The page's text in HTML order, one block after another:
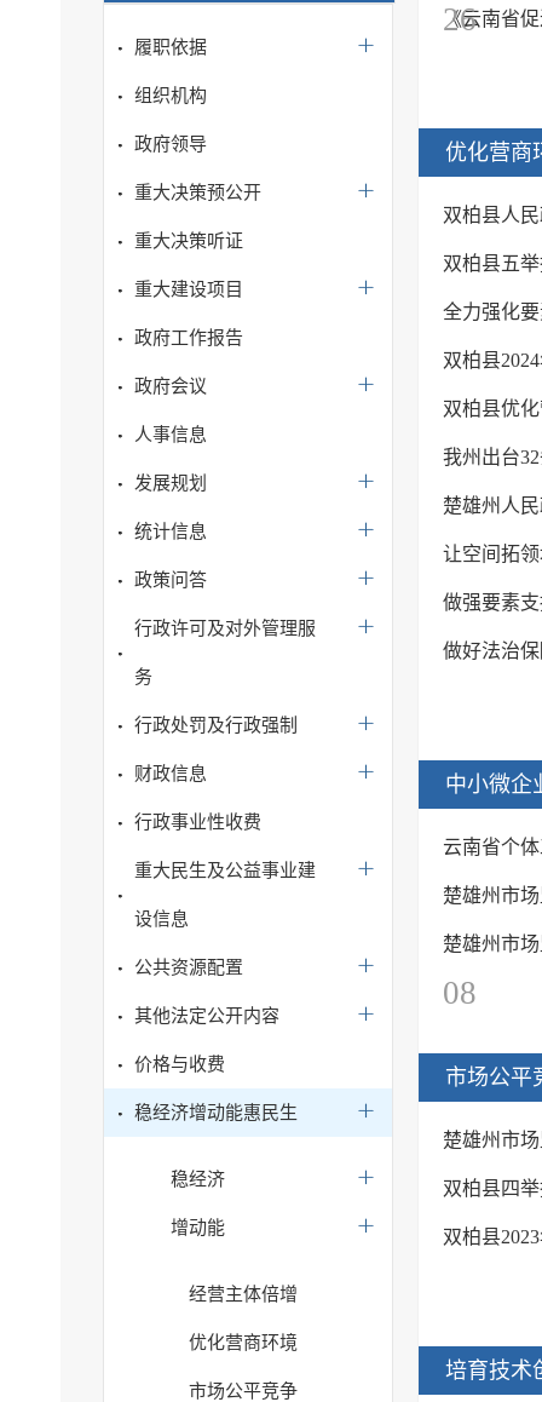
履职依据
组织机构
政府领导
重大决策预公开
重大决策听证
重大建设项目
政府工作报告
政府会议
人事信息
发展规划
统计信息
政策问答
行政许可及对外管理服
务
行政处罚及行政强制
财政信息
行政事业性收费
重大民生及公益事业建
设信息
公共资源配置
其他法定公开内容
价格与收费
稳经济增动能惠民生
稳经济
增动能
经营主体倍增
优化营商环境
市场公平竞争
26
《云南省
优化营商
双柏县人
双柏县五
全力强化
双柏县
双柏县优
我州出台
楚雄州人
让空间拓
做强要素
做好法治
中小微企
云南省个
楚雄州市
楚雄州市
08
市场公平
楚雄州市
双柏县四
双柏县
培育技术